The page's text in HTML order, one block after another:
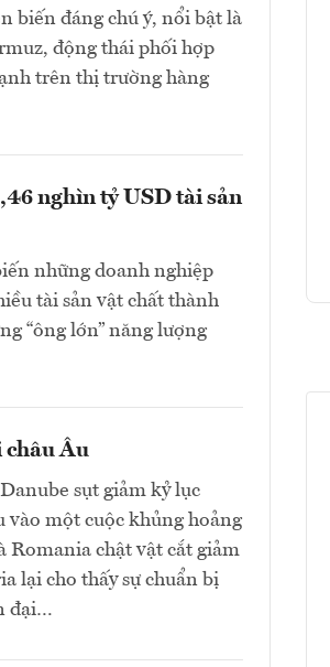
biến đáng chú ý, nổi bật là
động thái phối hợp
trên thị trường hàng
nghìn tỷ USD tài sản
những doanh nghiệp
tài sản vật chất thành
“ông lớn” năng lượng
châu Âu
sụt giảm kỷ lục
vào một cuộc khủng hoảng
chật vật cắt giảm
lại cho thấy sự chuẩn bị
đại…
Askonomy